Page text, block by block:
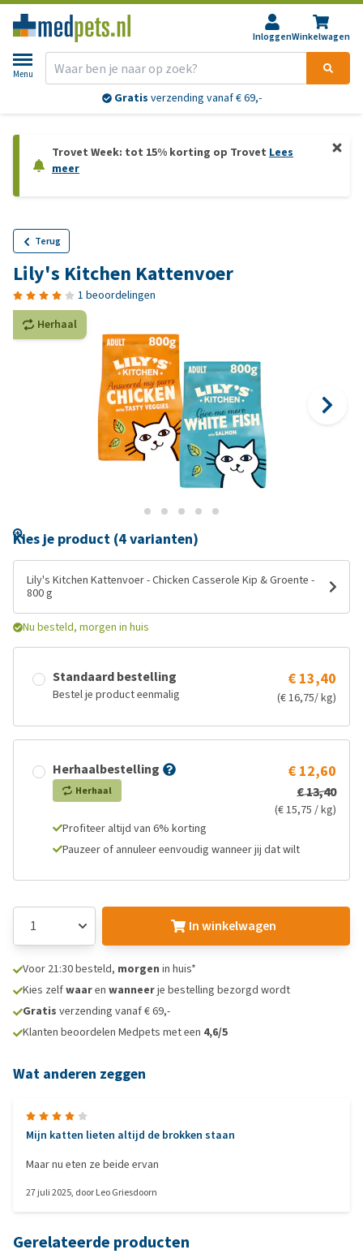
InloggenWinkelwagen
Menu
Gratis verzending vanaf € 69,-
Trovet Week: tot 15% korting op Trovet Lees
meer
Terug
Lily's Kitchen Kattenvoer
1 beoordelingen
Herhaal
Kies je product (4 varianten)
Lily's Kitchen Kattenvoer - Chicken Casserole Kip & Groente -
800 g
Nu besteld, morgen in huis
Standaard bestelling
Bestel je product eenmalig
€ 13,40
(€ 16,75/ kg)
Herhaalbestelling
Herhaal
€ 12,60
€ 13,40
(€ 15,75 / kg)
Profiteer altijd van 6% korting
Pauzeer of annuleer eenvoudig wanneer jij dat wilt
In winkelwagen
Voor 21:30 besteld, morgen in huis*
Kies zelfwaaren wanneerje bestelling bezorgd wordt
Gratis verzending vanaf € 69,-
Klanten beoordelen Medpets met een 4,6/5
Wat anderen zeggen
Mijn katten lieten altijd de brokken staan
Maar nu eten ze beide ervan
27 juli 2025, doorLeo Griesdoorn
Gerelateerde producten